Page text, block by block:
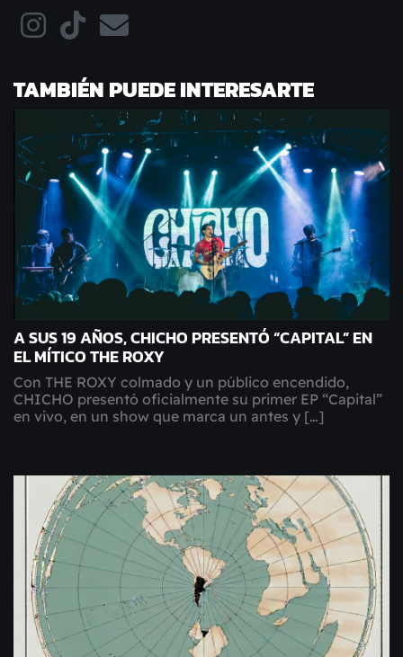
TAMBIÉN PUEDE INTERESARTE
A SUS 19 AÑOS, CHICHO PRESENTÓ “CAPITAL” EN
EL MÍTICO THE ROXY
Con THE ROXY colmado y un público encendido,
CHICHO presentó oficialmente su primer EP “Capital”
en vivo, en un show que marca un antes y […]